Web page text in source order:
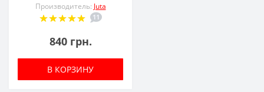
Производитель: Juta
11
840 грн.
В КОРЗИНУ